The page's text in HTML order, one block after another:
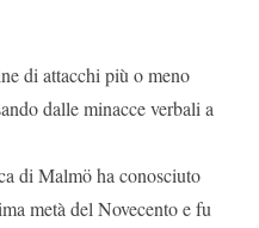
di attacchi più o meno
dalle minacce verbali a
di Malmö ha conosciuto
metà del Novecento e fu